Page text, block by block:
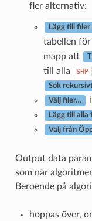
fler alternativ:
Lägg till
tabellen
mapp att
till alla
SHP
Sök
Välj filer…
Lägg till
Välj från
Output data
som när
Beroende på
hoppas över,